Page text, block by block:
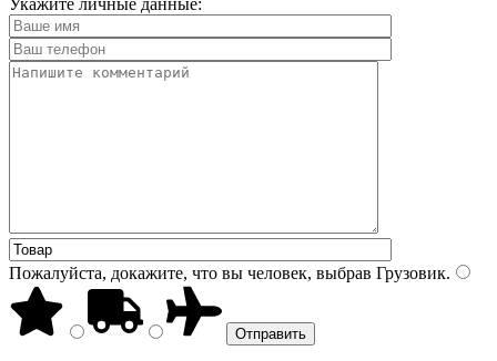
Пожалуйста, докажите, что вы человек, выбрав Грузовик.